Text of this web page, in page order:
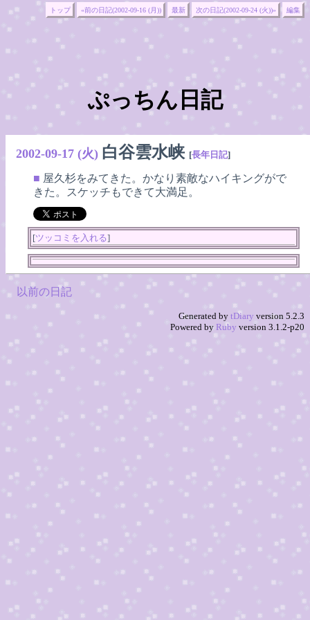
トップ «前の日記(2002-09-16 (月)) 最新 次の日記(2002-09-24 (火))» 編集
ぷっちん日記
2002-09-17 (火) 白谷雲水峡 [長年日記]
■ 屋久杉をみてきた。かなり素敵なハイキングがで
きた。スケッチもできて大満足。
[ツッコミを入れる]
以前の日記
Generated by tDiary version 5.2.3
Powered by Ruby version 3.1.2-p20